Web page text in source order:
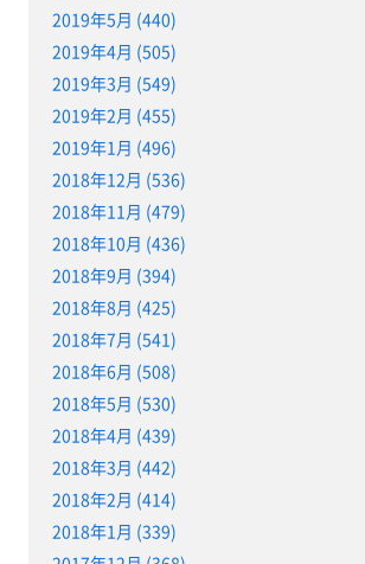
2019年5月 (440)
2019年4月 (505)
2019年3月 (549)
2019年2月 (455)
2019年1月 (496)
2018年12月 (536)
2018年11月 (479)
2018年10月 (436)
2018年9月 (394)
2018年8月 (425)
2018年7月 (541)
2018年6月 (508)
2018年5月 (530)
2018年4月 (439)
2018年3月 (442)
2018年2月 (414)
2018年1月 (339)